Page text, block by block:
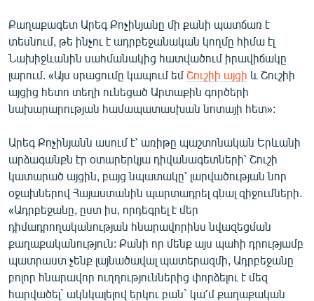
Քաղաքագետ Արեգ Քոչինյանը մի քանի պատճառ է
տեսնում, թե ինչու է ադրբեջանական կողմը հիմա էլ
Նախիջևանին սահմանակից հատվածում իրավիճակը
լարում. «Այս սրացումը կապում եմ Շուշիի այցի և Շուշիի
այցից հետո տեղի ունեցած Արտաքին գործերի
նախարարության համապատասխան նոտայի հետ»:
Արեգ Քոչինյանն ասում է՝ առիթը պաշտոնական Երևանի
արձագանքն էր օտարերկյա դիվանագետների՝ Շուշի
կատարած այցին, բայց նպատակը՝ լարվածության նոր
օջախներով Հայաստանին պարտադրել գնալ զիջումների.
«Ադրբեջանը, ըստ իս, որդեգրել է մեր
դիմադրողականության հնարավորինս նվազեցման
քաղաքականություն: Քանի որ մենք այս պահի դրությամբ
պատրաստ չենք լայնածավալ պատերազմի, Ադրբեջանը
բոլոր հնարավոր ուղղություններից փորձելու է մեզ
հարվածել` ակնկալելով երկու բան` կա՛մ քաղաքական